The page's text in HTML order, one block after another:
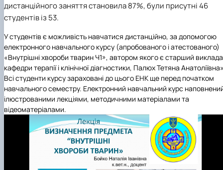
дистанційного заняття становила 87%, були присутні 46
студентів із 53.
У студентів є можливість навчатися дистанційно, за допомогою
електронного навчального курсу (апробованого і атестованого)
«Внутрішні хвороби тварин Ч1», автором якого є старший
кафедри терапії і клінічної діагностики, Палюх Тетяна
Всі студенти курсу зараховані до цього ЕНК ще перед початком
навчального семестру. Електронний навчальний курс
ілюстрованими лекціями, методичними матеріалами та
відеоматеріалами.